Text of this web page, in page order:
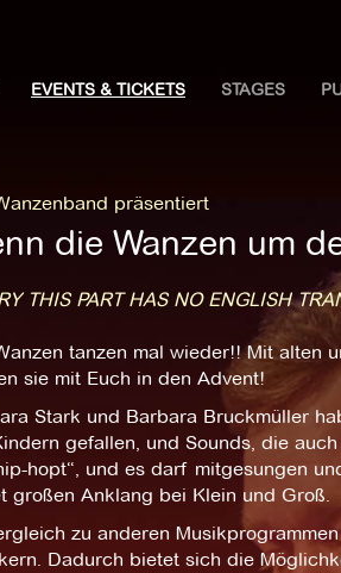
EVENTS & TICKETS STAGES
präsentiert
die Wanzen um
THIS PART HAS NO ENGLISH
tanzen mal wieder!! Mit alten
sie mit Euch in den Advent!
Stark und Barbara Bruckmüller
gefallen, und Sounds, die
hopt“, und es darf mitgesungen
großen Anklang bei Klein und Groß.
zu anderen
Dadurch bietet sich die